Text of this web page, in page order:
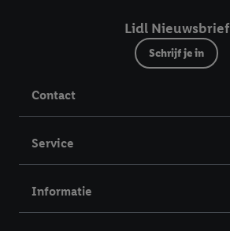
Lidl Nieuwsbrief
Schrijf je in
Contact
Service
Informatie